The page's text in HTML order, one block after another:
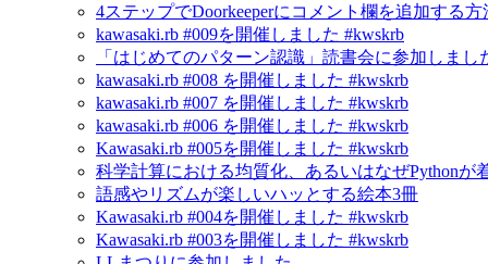
4ステップでDoorkeeperにコメント欄を追加する方
kawasaki.rb #009を開催しました #kwskrb
「はじめてのパターン認識」読書会に参加しまし
kawasaki.rb #008 を開催しました #kwskrb
kawasaki.rb #007 を開催しました #kwskrb
kawasaki.rb #006 を開催しました #kwskrb
Kawasaki.rb #005を開催しました #kwskrb
科学計算における均質化、あるいはなぜPython
語感やリズムが楽しいハッとする絵本3冊
Kawasaki.rb #004を開催しました #kwskrb
Kawasaki.rb #003を開催しました #kwskrb